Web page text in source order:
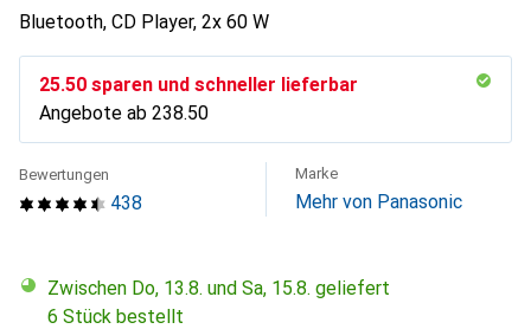
Bluetooth, CD Player, 2x 60 W
CHF
25.50 sparen und schneller lieferbar
Angebote ab CHF
238.50
438
Bewertungen Marke
Mehr von Panasonic
Zwischen Do, 13.8. und Sa, 15.8. geliefert
6 Stück bestellt